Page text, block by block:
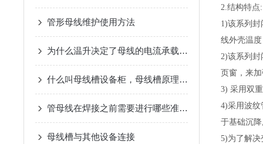
管形母线维护使用方法
为什么温升决定了母线的电流承载能力
什么叫母线槽设备柜，母线槽原理介绍
管母线在焊接之前需要进行哪些准备工作？
母线槽与其他设备连接
2.结构特点:
1)该系列
线外壳温
2)该系列
页窗，来
3) 采用双
4)采用波
于基础沉
5)为了解